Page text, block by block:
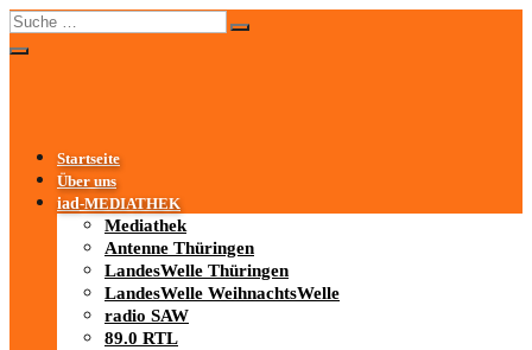
Startseite
Über uns
iad-MEDIATHEK
Mediathek
Antenne Thüringen
LandesWelle Thüringen
LandesWelle WeihnachtsWelle
radio SAW
89.0 RTL